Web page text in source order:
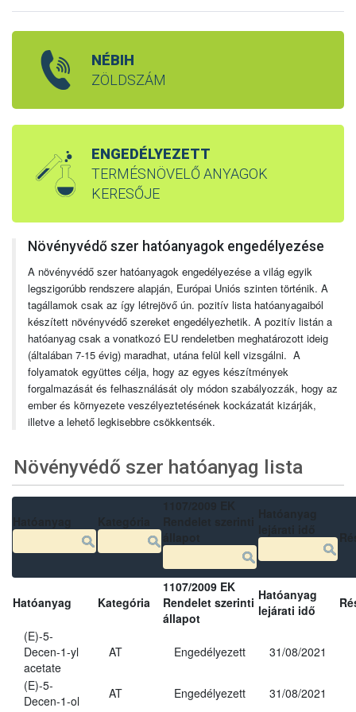
NÉBIH
ZÖLDSZÁM
ENGEDÉLYEZETT
TERMÉSNÖVELŐ ANYAGOK
KERESŐJE
Növényvédő szer hatóanyagok engedélyezése
A növényvédő szer hatóanyagok engedélyezése a világ egyik
legszigorúbb rendszere alapján, Európai Uniós szinten történik. A
tagállamok csak az így létrejövő ún. pozitív lista hatóanyagaiból
készített növényvédő szereket engedélyezhetik. A pozitív listán a
hatóanyag csak a vonatkozó EU rendeletben meghatározott ideig
(általában 7-15 évig) maradhat, utána felül kell vizsgálni. A
folyamatok együttes célja, hogy az egyes készítmények
forgalmazását és felhasználását oly módon szabályozzák, hogy az
ember és környezete veszélyeztetésének kockázatát kizárják,
illetve a lehető legkisebbre csökkentsék.
Növényvédő szer hatóanyag lista
Hatóanyag Kategória
1107/2009 EK
Rendelet szerinti
állapot
Hatóanyag
lejárati idő
(E)-5-
Decen-1-yl
acetate
AT Engedélyezett 31/08/2021
(E)-5-
Decen-1-ol
AT Engedélyezett
31/08/2021